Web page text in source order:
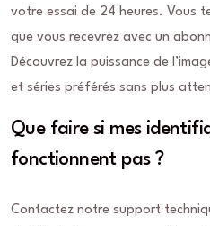
votre essai de 24 heures. Vous
que vous recevrez avec un
Découvrez la puissance de
et séries préférés sans plus
Que faire si mes
fonctionnent pas ?
Contactez notre support